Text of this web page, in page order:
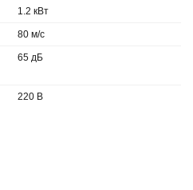
1.2 кВт
80 м/с
65 дБ
220 В